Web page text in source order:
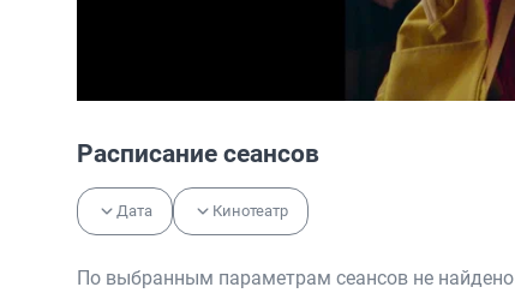
Расписание сеансов
Дата Кинотеатр
По выбранным параметрам сеансов не найдено